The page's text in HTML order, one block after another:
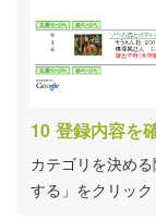
登録内容を
カテゴリを決め
する」をクリック